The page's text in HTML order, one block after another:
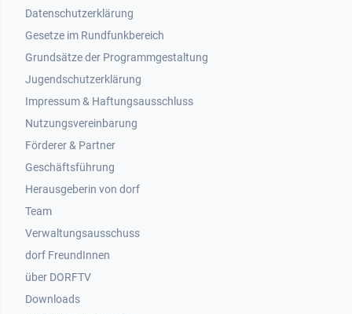
Datenschutzerklärung
Gesetze im Rundfunkbereich
Grundsätze der Programmgestaltung
Jugendschutzerklärung
Impressum & Haftungsausschluss
Nutzungsvereinbarung
Footer 2
Förderer & Partner
Geschäftsführung
Herausgeberin von dorf
Team
Verwaltungsausschuss
dorf FreundInnen
Footer 3
über DORFTV
Downloads